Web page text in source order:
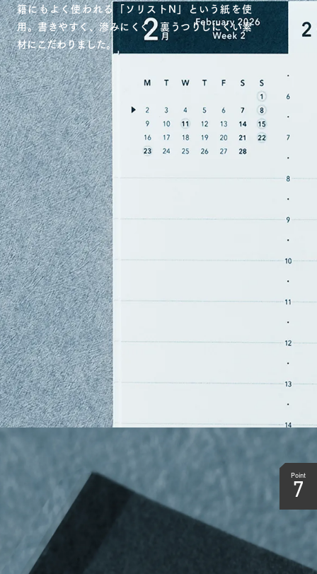
籍にもよく使われる「ソリストN」という紙を使
用。書きやすく、滲みにくく、裏うつりしにくい素
材にこだわりました。
Point
7